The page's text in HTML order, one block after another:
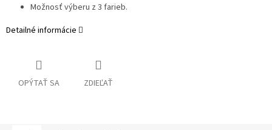
Možnosť výberu z 3 farieb.
Detailné informácie
OPÝTAŤ SA ZDIEĽAŤ